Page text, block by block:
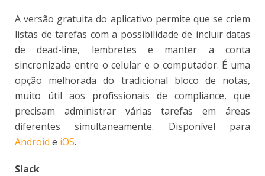
A versão gratuita do aplicativo permite que se criem
listas de tarefas com a possibilidade de incluir datas
de dead-line, lembretes e manter a conta
sincronizada entre o celular e o computador. É uma
opção melhorada do tradicional bloco de notas,
muito útil aos profissionais de compliance, que
precisam administrar várias tarefas em áreas
diferentes simultaneamente. Disponível para
Android e iOS.
Slack